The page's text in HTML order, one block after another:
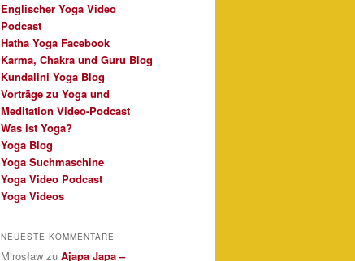
Englischer Yoga Video
Podcast
Hatha Yoga Facebook
Karma, Chakra und Guru Blog
Kundalini Yoga Blog
Vorträge zu Yoga und
Meditation Video-Podcast
Was ist Yoga?
Yoga Blog
Yoga Suchmaschine
Yoga Video Podcast
Yoga Videos
NEUESTE KOMMENTARE
Mirosław zu Ajapa Japa –